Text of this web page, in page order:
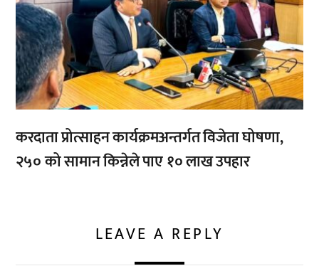
करदाता प्रोत्साहन कार्यक्रमअन्तर्गत विजेता घोषणा,
२५० को सामान किन्नेले पाए १० लाख उपहार
LEAVE A REPLY